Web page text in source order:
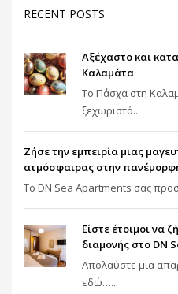
RECENT POSTS
Αξέχαστο και
Καλαμάτα
Το Πάσχα στη
ξεχωριστό...
Ζήσε την εμπειρία μιας
ατμόσφαιρας στην
To DN Sea Apartments σας
Είστε έτοιμοι να
διαμονής στο DN
Απολαύστε μια
εδώ…...